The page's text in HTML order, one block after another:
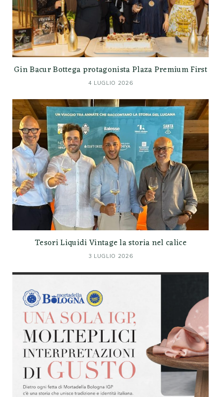
Gin Bacur Bottega protagonista Plaza Premium First
4 LUGLIO 2026
Tesori Liquidi Vintage la storia nel calice
3 LUGLIO 2026